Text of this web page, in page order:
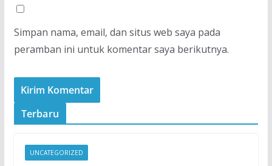
Simpan nama, email, dan situs web saya pada
peramban ini untuk komentar saya berikutnya.
Terbaru
UNCATEGORIZED